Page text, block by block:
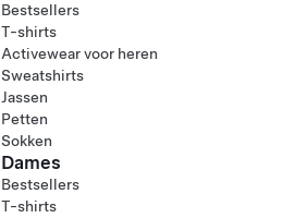
Bestsellers
T-shirts
Activewear voor heren
Sweatshirts
Jassen
Petten
Sokken
Dames
Bestsellers
T-shirts